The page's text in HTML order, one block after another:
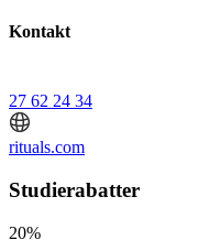
Kontakt
27 62 24 34
rituals.com
Studierabatter
20%